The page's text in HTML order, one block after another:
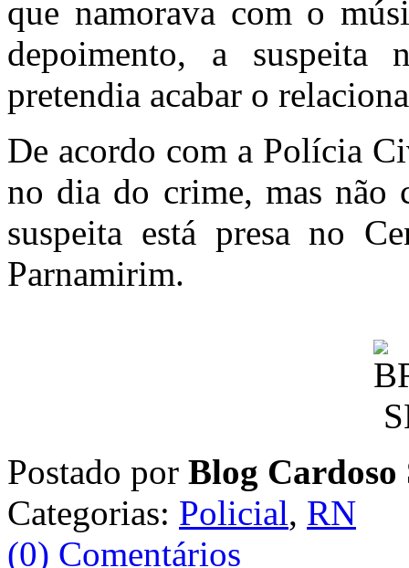
que namorava com o
depoimento, a
pretendia acabar o
De acordo com a Polícia
no dia do crime, mas não
suspeita está presa no
Parnamirim.
Postado por Blog Cardoso
Categorias: Policial, RN
(0) Comentários